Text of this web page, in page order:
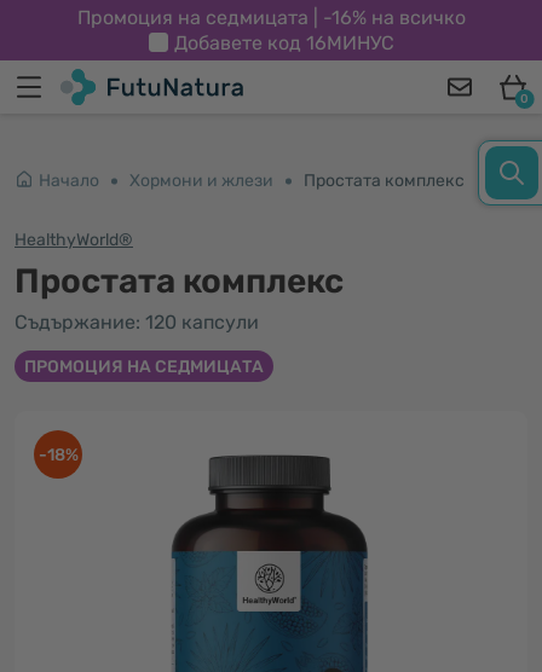
Промоция на седмицата | -16% на всичко
Добавете код 16МИНУС
0
Начало Хормони и жлези Простата комплекс
HealthyWorld®
Простата комплекс
Съдържание: 120 капсули
ПРОМОЦИЯ НА СЕДМИЦАТА
-18%